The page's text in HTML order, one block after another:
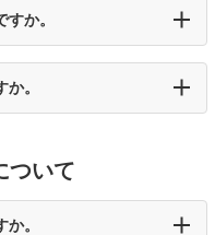
か。
。
ついて
。